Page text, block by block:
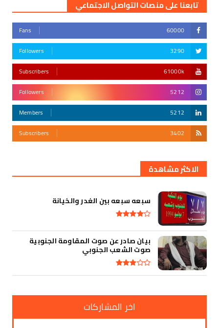
تابعنا على منصات التواصل الاجتماعي
60000
Fans
3290
Followers
61000k
Subscribers
5212
Followers
5212
Members
3402
Subscribers
الاكثر مشاهدة
سبعه سبعه بين الغدر والخيانة
بيان صادر عن صوت المقاومة الجنوبية
صوت الشعب الجنوبي
اخر المشاركات